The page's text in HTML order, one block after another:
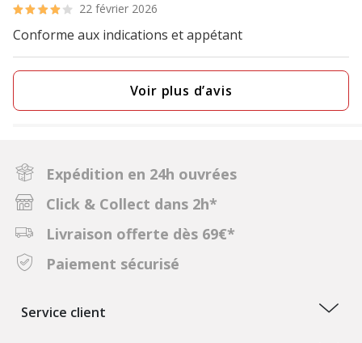
22 février 2026
Conforme aux indications et appétant
Voir plus d’avis
Expédition en 24h ouvrées
Click & Collect dans 2h*
Livraison offerte dès 69€*
Paiement sécurisé
Service client